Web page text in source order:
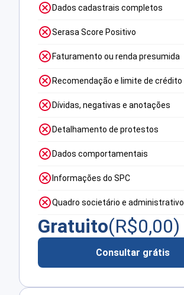
Dados cadastrais completos
Serasa Score Positivo
Faturamento ou renda presumida
Recomendação e limite de crédito
Dívidas, negativas e anotações
Detalhamento de protestos
Dados comportamentais
Informações do SPC
Quadro societário e administrativo
Gratuito(R$0,00)
Consultar grátis